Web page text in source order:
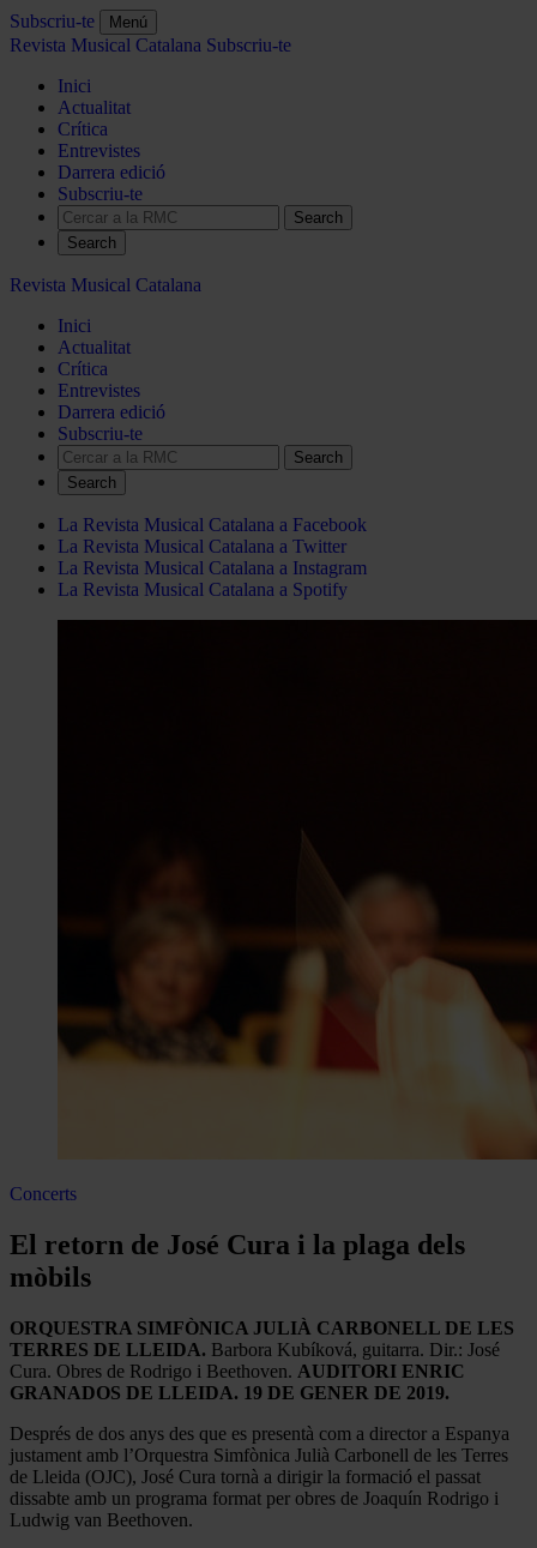
Subscriu-te Menú
Revista Musical Catalana Subscriu-te
Inici
Actualitat
Crítica
Entrevistes
Darrera edició
Subscriu-te
Search
Revista Musical Catalana
Inici
Actualitat
Crítica
Entrevistes
Darrera edició
Subscriu-te
Search
La Revista Musical Catalana a Facebook
La Revista Musical Catalana a Twitter
La Revista Musical Catalana a Instagram
La Revista Musical Catalana a Spotify
Concerts
El retorn de José Cura i la plaga dels
mòbils
ORQUESTRA SIMFÒNICA JULIÀ CARBONELL DE LES
TERRES DE LLEIDA. Barbora Kubíková, guitarra. Dir.: José
Cura. Obres de Rodrigo i Beethoven. AUDITORI ENRIC
GRANADOS DE LLEIDA. 19 DE GENER DE 2019.
Després de dos anys des que es presentà com a director a Espanya
justament amb l’Orquestra Simfònica Julià Carbonell de les Terres
de Lleida (OJC), José Cura tornà a dirigir la formació el passat
dissabte amb un programa format per obres de Joaquín Rodrigo i
Ludwig van Beethoven.